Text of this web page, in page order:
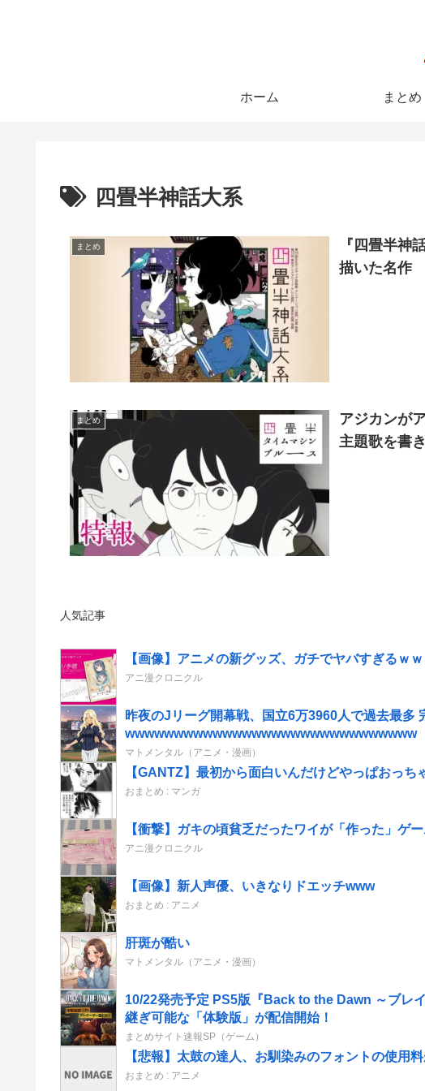
ホーム まとめ
四畳半神話大系
まとめ
『四畳半神
描いた名作
まとめ
アジカンが
主題歌を書
人気記事
【画像】アニメの新グッズ、ガチでヤバすぎるｗｗ
アニ漫クロニクル
昨夜のJリーグ開幕戦、国立6万3960人で過去最多
wwwwwwwwwwwwwwwwwwwwwwwwwwwwww
マトメンタル（アニメ・漫画）
【GANTZ】最初から面白いんだけどやっぱおっ
おまとめ : マンガ
【衝撃】ガキの頃貧乏だったワイが「作った」ゲ
アニ漫クロニクル
【画像】新人声優、いきなりドエッチwww
おまとめ : アニメ
肝斑が酷い
マトメンタル（アニメ・漫画）
10/22発売予定 PS5版『Back to the Dawn ～ブレ
継ぎ可能な「体験版」が配信開始！
まとめサイト速報SP（ゲーム）
【悲報】太鼓の達人、お馴染みのフォントの使用
おまとめ : アニメ